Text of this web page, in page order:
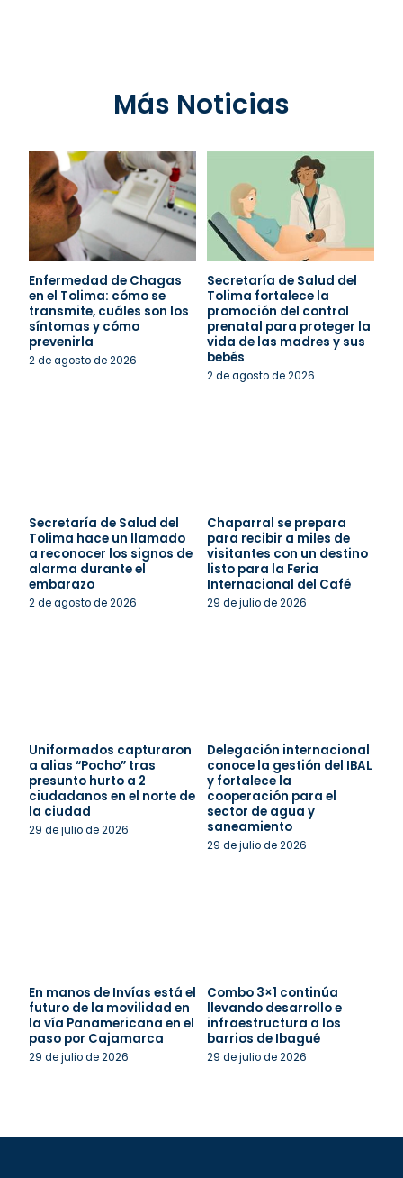
Más Noticias
Enfermedad de Chagas
en el Tolima: cómo se
transmite, cuáles son los
síntomas y cómo
prevenirla
2 de agosto de 2026
Secretaría de Salud del
Tolima fortalece la
promoción del control
prenatal para proteger la
vida de las madres y sus
bebés
2 de agosto de 2026
Secretaría de Salud del
Tolima hace un llamado
a reconocer los signos de
alarma durante el
embarazo
2 de agosto de 2026
Chaparral se prepara
para recibir a miles de
visitantes con un destino
listo para la Feria
Internacional del Café
29 de julio de 2026
Uniformados capturaron
a alias “Pocho” tras
presunto hurto a 2
ciudadanos en el norte de
la ciudad
29 de julio de 2026
Delegación internacional
conoce la gestión del IBAL
y fortalece la
cooperación para el
sector de agua y
saneamiento
29 de julio de 2026
En manos de Invías está el
futuro de la movilidad en
la vía Panamericana en el
paso por Cajamarca
29 de julio de 2026
Combo 3×1 continúa
llevando desarrollo e
infraestructura a los
barrios de Ibagué
29 de julio de 2026